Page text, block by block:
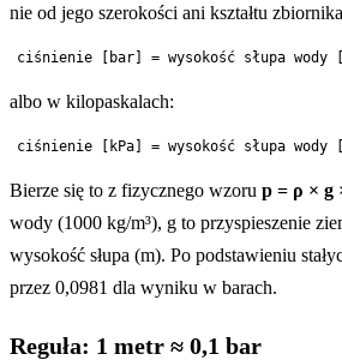
nie od jego szerokości ani kształtu
albo w kilopaskalach:
Bierze się to z fizycznego wzoru p = ρ × g
wody (1000 kg/m³), g to przyspieszenie
wysokość słupa (m). Po podstawieniu
przez 0,0981 dla wyniku w barach.
Reguła: 1 metr ≈ 0,1 bar